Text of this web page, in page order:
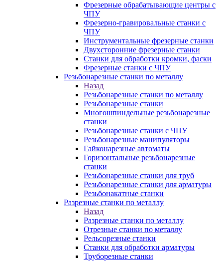
Фрезерные обрабатывающие центры с
ЧПУ
Фрезерно-гравировальные станки с
ЧПУ
Инструментальные фрезерные станки
Двухсторонние фрезерные станки
Станки для обработки кромки, фаски
Фрезерные станки с ЧПУ
Резьбонарезные станки по металлу
Назад
Резьбонарезные станки по металлу
Резьбонарезные станки
Многошпиндельные резьбонарезные
станки
Резьбонарезные станки с ЧПУ
Резьбонарезные манипуляторы
Гайконарезные автоматы
Горизонтальные резьбонарезные
станки
Резьбонарезные станки для труб
Резьбонарезные станки для арматуры
Резьбонакатные станки
Разрезные станки по металлу
Назад
Разрезные станки по металлу
Отрезные станки по металлу
Рельсорезные станки
Станки для обработки арматуры
Труборезные станки